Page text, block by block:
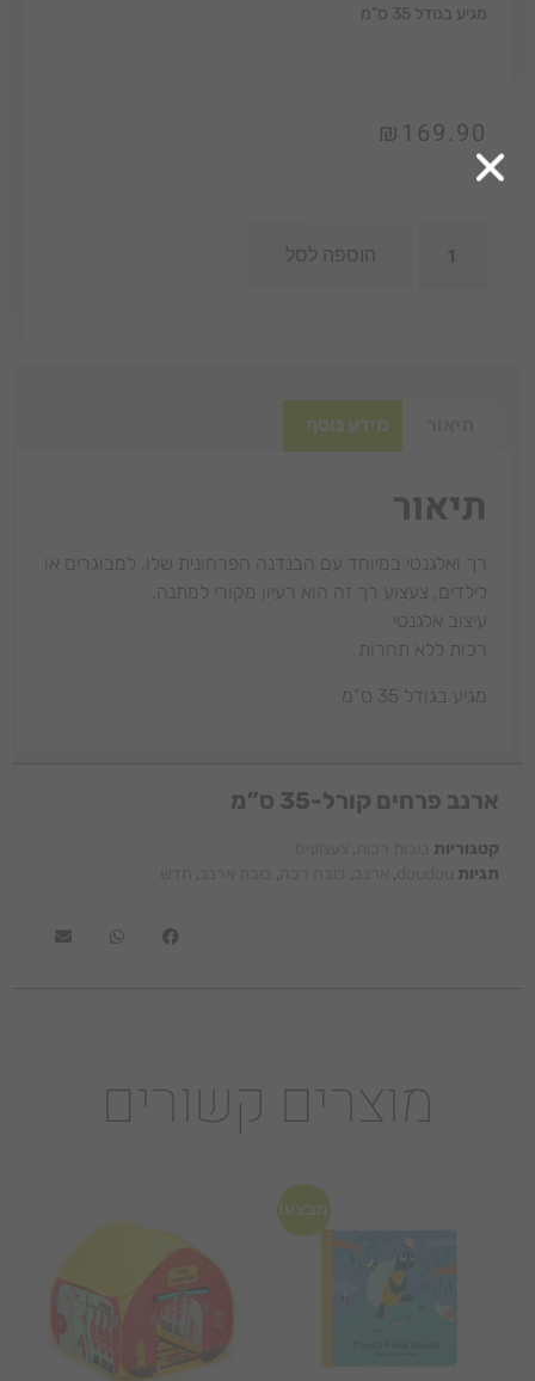
מגיע בגודל 35 ס”מ
₪ 169.90
הוספה לסל
מידע נוסף
תיאור
רך ואלגנטי במיוחד עם הבנדנה הפרחונית שלו. למבוגרים או
לילדים, צעצוע רך זה הוא רעיון מקורי למתנה.
עיצוב אלגנטי
רכות ללא תחרות
מגיע בגודל 35 ס”מ
ארנב פרחים קורל-35 ס”מ
קטגוריות ,
תגיות
,
,
,
,
מוצרים קשורים
מבצע!
10% הנחה על ההזמנה
הנני מאשר/ת דיוור פרסומי מעת לעת